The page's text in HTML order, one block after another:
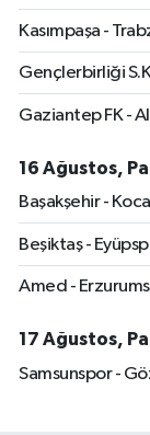
Kasımpaşa -
Gençlerbirliği
Gaziantep FK -
16 Ağustos,
Başakşehir -
Beşiktaş -
Amed -
17 Ağustos,
Samsunspor -